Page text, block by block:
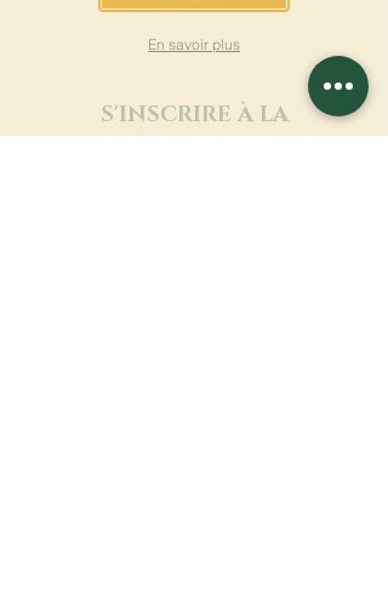
En savoir plus
S'INSCRIRE À LA
NEWSLETTER